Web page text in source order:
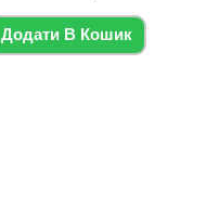
Додати В Кошик
Цей
товар